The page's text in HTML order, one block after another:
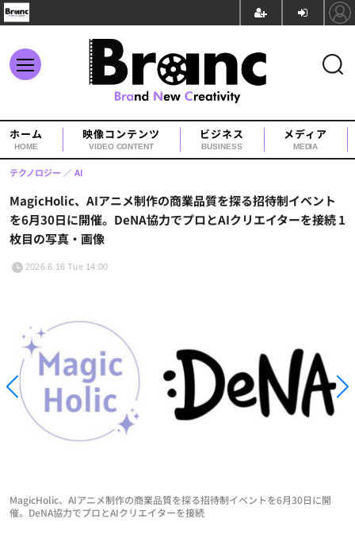
ホーム
HOME
映像コンテンツ
VIDEO CONTENT
ビジネス
BUSINESS
メディア
MEDIA
MagicHolic、AIアニメ制作の商業品質を探る招待制イベント
を6月30日に開催。DeNA協力でプロとAIクリエイターを接続 1
枚目の写真・画像
テクノロジー AI
2026.6.16 Tue 14:00
MagicHolic、AIアニメ制作の商業品質を探る招待制イベントを6月30日に開
催。DeNA協力でプロとAIクリエイターを接続